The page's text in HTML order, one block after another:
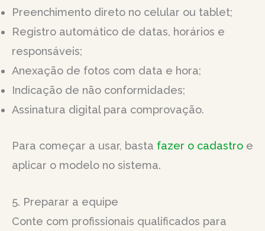
Preenchimento direto no celular ou tablet;
Registro automático de datas, horários e
responsáveis;
Anexação de fotos com data e hora;
Indicação de não conformidades;
Assinatura digital para comprovação.
Para começar a usar, basta fazer o cadastro e
aplicar o modelo no sistema.
5. Preparar a equipe
Conte com profissionais qualificados para